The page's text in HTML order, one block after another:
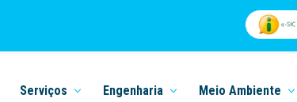
Serviços Engenharia Meio Ambiente